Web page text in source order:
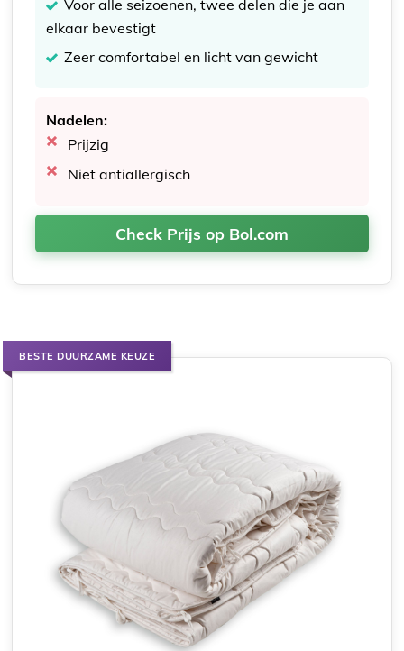
Voor alle seizoenen, twee delen die je aan
elkaar bevestigt
Zeer comfortabel en licht van gewicht
Nadelen:
Prijzig
Niet antiallergisch
Check Prijs op Bol.com
BESTE DUURZAME KEUZE